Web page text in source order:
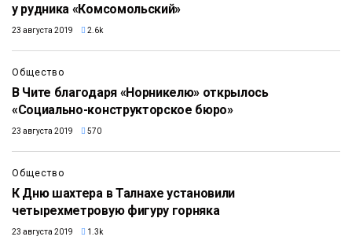
у рудника «Комсомольский»
23 августа 2019 2.6k
2:55
Общество
В Чите благодаря «Норникелю» открылось
«Социально-конструкторское бюро»
23 августа 2019 570
Общество
К Дню шахтера в Талнахе установили
четырехметровую фигуру горняка
23 августа 2019 1.3k